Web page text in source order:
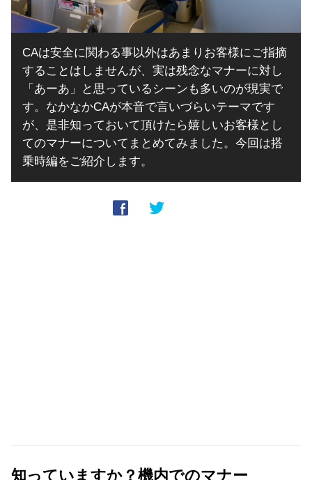
CAは安全に関わる事以外はあまりお客様にご指摘
することはしませんが、実は残念なマナーに対し
「あーあ」と思っているシーンも多いのが現実で
す。なかなかCAが本音で言いづらいテーマです
が、是非知っておいて頂けたら嬉しいお客様とし
てのマナーについてまとめてみました。今回は搭
乗時編をご紹介します。
知っていますか？機内でのマナー